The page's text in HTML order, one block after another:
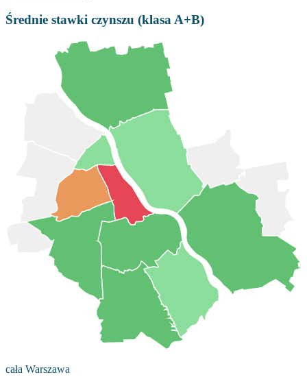
Średnie stawki czynszu (klasa A+B)
cała Warszawa